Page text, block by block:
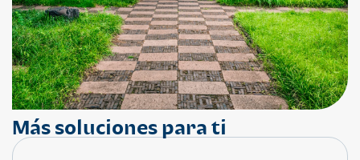
Más soluciones para ti